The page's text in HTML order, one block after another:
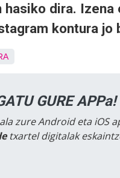
hasiko dira.
kontura jo
GURE APPa!
zure Android eta iOS
txartel digitalak